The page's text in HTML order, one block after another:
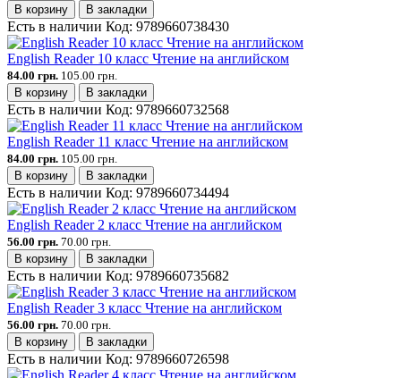
В корзину
В закладки
Есть в наличии Код: 9789660738430
English Reader 10 класс Чтение на английском
84.00 грн. 105.00 грн.
В корзину
В закладки
Есть в наличии Код: 9789660732568
English Reader 11 класс Чтение на английском
84.00 грн. 105.00 грн.
В корзину
В закладки
Есть в наличии Код: 9789660734494
English Reader 2 класс Чтение на английском
56.00 грн. 70.00 грн.
В корзину
В закладки
Есть в наличии Код: 9789660735682
English Reader 3 класс Чтение на английском
56.00 грн. 70.00 грн.
В корзину
В закладки
Есть в наличии Код: 9789660726598